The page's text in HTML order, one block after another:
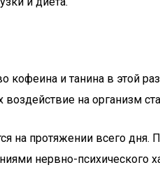
кофеина и танина в этой
на организм
на протяжении всего дня.
нервно-психического